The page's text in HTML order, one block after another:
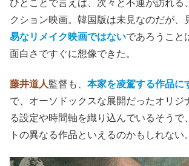
ひとことで言えば、次々と不運が訪れる
クション映画。韓国版は未見なのだが、
易なリメイク映画ではないであろうこと
面白さですぐに想像できた。
藤井道人監督も、 本家を凌駕する作品に
で、オーソドックスな展開だったオリジ
る設定や時間軸を織り込んでいるそうで
トの異なる作品といえるのかもしれない。